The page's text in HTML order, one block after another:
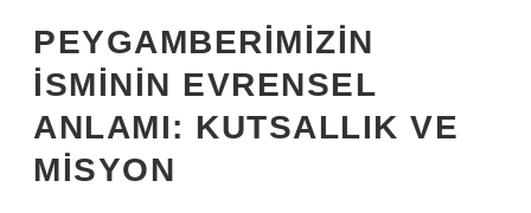
PEYGAMBERIMIZIN
İSMININ EVRENSEL
ANLAMI: KUTSALLIK VE
MISYON